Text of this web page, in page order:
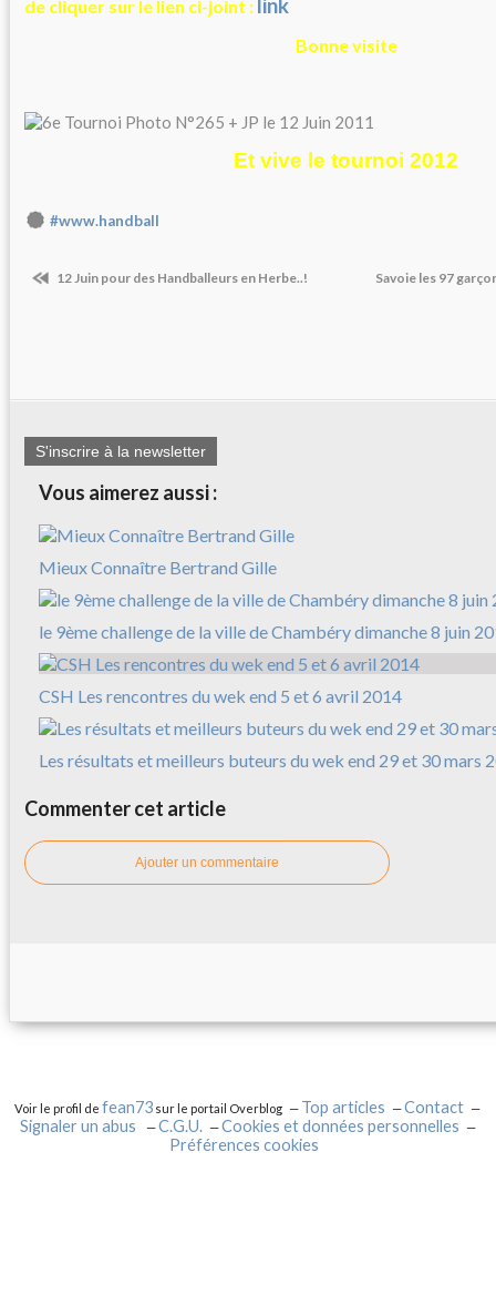
de cliquer sur le lien ci-joint : link
Bonne visite
Et vive le tournoi 2012
#www.handball
12 Juin pour des Handballeurs en Herbe..! Savoie les 97
S'inscrire à la newsletter
Vous aimerez aussi :
Mieux Connaître Bertrand Gille
le 9ème challenge de la ville de Chambéry dimanche 8 juin
CSH Les rencontres du wek end 5 et 6 avril 2014
Les résultats et meilleurs buteurs du wek end 29 et 30 mars
Commenter cet article
Ajouter un commentaire
Voir le profil defean73 sur le portail Overblog Top articles
Contact
Signaler un abus
C.G.U.
Cookies et données personnelles
Préférences cookies